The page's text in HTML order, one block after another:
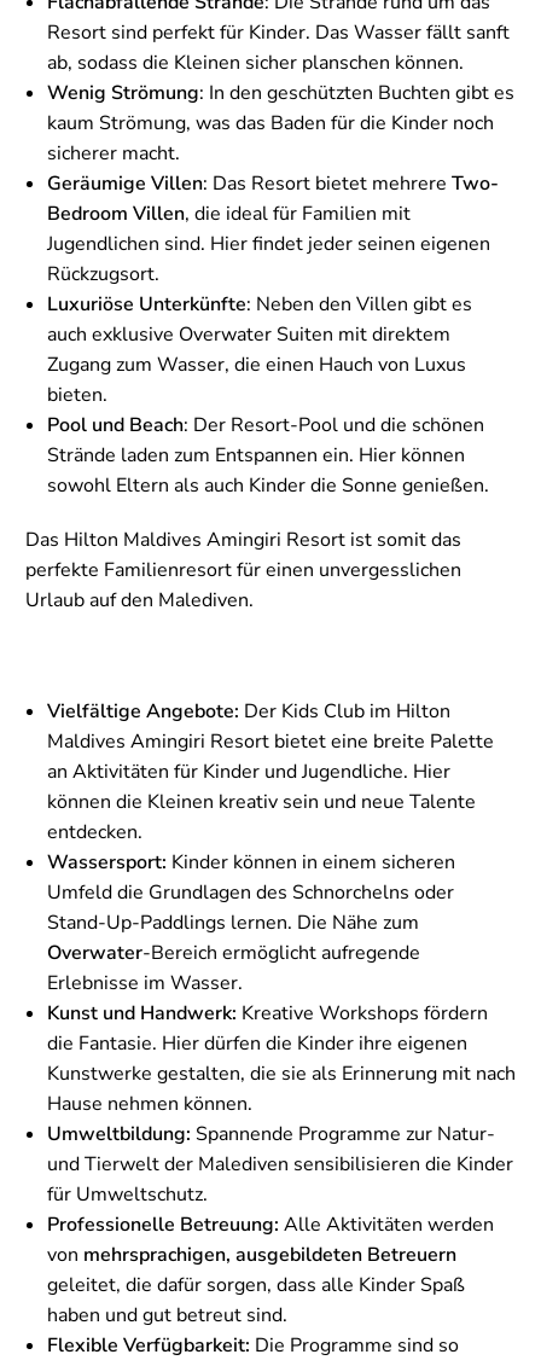
Resort sind perfekt für Kinder. Das Wasser fällt sanft
ab, sodass die Kleinen sicher planschen können.
Wenig Strömung: In den geschützten Buchten gibt es
kaum Strömung, was das Baden für die Kinder noch
sicherer macht.
Geräumige Villen: Das Resort bietet mehrere Two-
Bedroom Villen, die ideal für Familien mit
Jugendlichen sind. Hier findet jeder seinen eigenen
Rückzugsort.
Luxuriöse Unterkünfte: Neben den Villen gibt es
auch exklusive Overwater Suiten mit direktem
Zugang zum Wasser, die einen Hauch von Luxus
bieten.
Pool und Beach: Der Resort-Pool und die schönen
Strände laden zum Entspannen ein. Hier können
sowohl Eltern als auch Kinder die Sonne genießen.
Das Hilton Maldives Amingiri Resort ist somit das
perfekte Familienresort für einen unvergesslichen
Urlaub auf den Malediven.
Vielfältige Angebote: Der Kids Club im Hilton
Maldives Amingiri Resort bietet eine breite Palette
an Aktivitäten für Kinder und Jugendliche. Hier
können die Kleinen kreativ sein und neue Talente
entdecken.
Wassersport: Kinder können in einem sicheren
Umfeld die Grundlagen des Schnorchelns oder
Stand-Up-Paddlings lernen. Die Nähe zum
Overwater-Bereich ermöglicht aufregende
Erlebnisse im Wasser.
Kunst und Handwerk: Kreative Workshops fördern
die Fantasie. Hier dürfen die Kinder ihre eigenen
Kunstwerke gestalten, die sie als Erinnerung mit nach
Hause nehmen können.
Umweltbildung: Spannende Programme zur Natur-
und Tierwelt der Malediven sensibilisieren die Kinder
für Umweltschutz.
Professionelle Betreuung: Alle Aktivitäten werden
von mehrsprachigen, ausgebildeten Betreuern
geleitet, die dafür sorgen, dass alle Kinder Spaß
haben und gut betreut sind.
Flexible Verfügbarkeit: Die Programme sind so